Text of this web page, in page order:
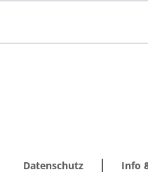
Datenschutz Info